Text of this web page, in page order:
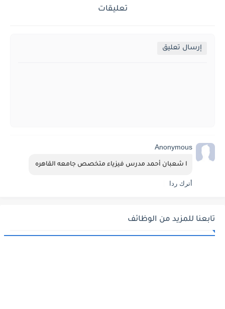
تعليقات
إرسال تعليق
Anonymous
ا شعبان أحمد مدرس فيزياء متخصص جامعه القاهره
أترك ردا
تابعنا للمزيد من الوظائف